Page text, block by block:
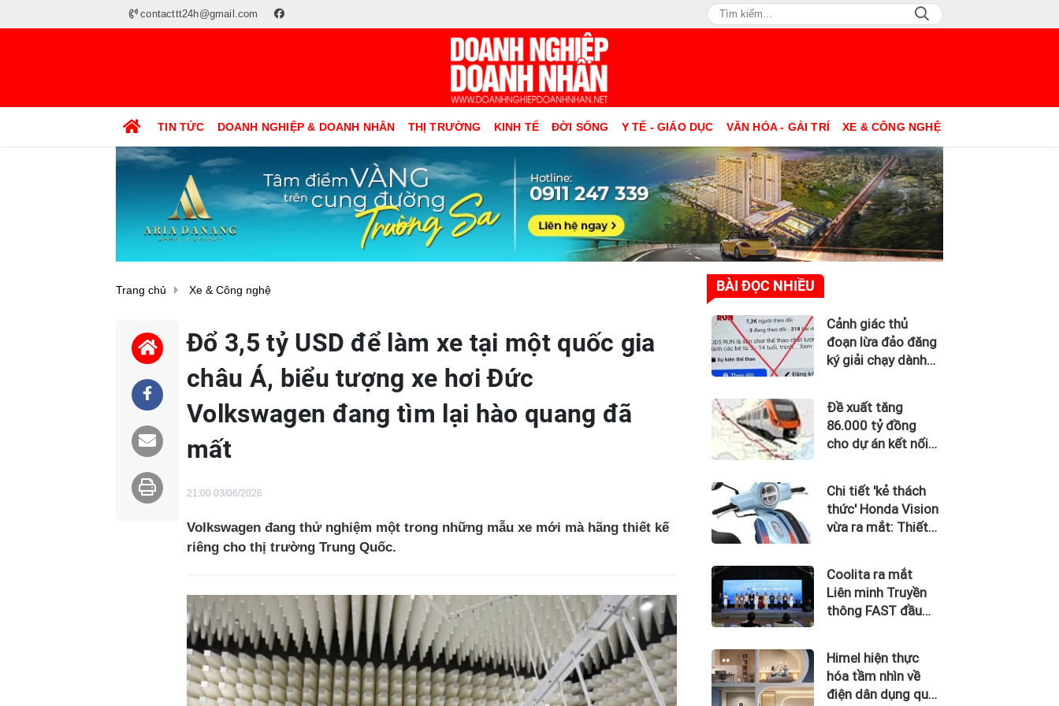
contacttt24h@gmail.com
TIN TỨC DOANH NGHIỆP & DOANH NHÂN THỊ TRƯỜNG KINH TẾ ĐỜI SỐNG Y TẾ - GIÁO DỤC VĂN HÓA - GẢI TRÍ XE & CÔNG NGHỆ
Trang chủ Xe & Công nghệ
Đổ 3,5 tỷ USD để làm xe tại một quốc gia
châu Á, biểu tượng xe hơi Đức
Volkswagen đang tìm lại hào quang đã
mất
21:00 03/06/2026
Volkswagen đang thử nghiệm một trong những mẫu xe mới mà hãng thiết kế
riêng cho thị trường Trung Quốc.
BÀI ĐỌC NHIỀU
Cảnh giác thủ
đoạn lừa đảo đăng
ký giải chạy dành
Đề xuất tăng
86.000 tỷ đồng
cho dự án kết nối
hùng quan Tây
Bắc”
Chi tiết 'kẻ thách
thức' Honda Vision
vừa ra mắt: Thiết
triệu đồng
Coolita ra mắt
Liên minh Truyền
thông FAST đầu
truyền hình hàng
đầu
Himel hiện thực
hóa tầm nhìn về
điện dân dụng qua